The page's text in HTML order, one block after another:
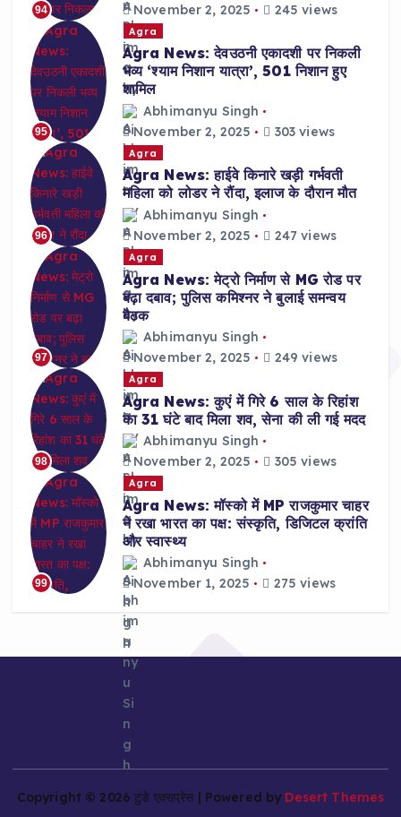
94
November 2, 2025
245 views
95
Agra
Agra News: देवउठनी एकादशी पर निकली
भव्य ‘श्याम निशान यात्रा’, 501 निशान हुए
शामिल
Abhimanyu Singh
November 2, 2025
303 views
96
Agra
Agra News: हाईवे किनारे खड़ी गर्भवती
महिला को लोडर ने रौंदा, इलाज के दौरान मौत
Abhimanyu Singh
November 2, 2025
247 views
97
Agra
Agra News: मेट्रो निर्माण से MG रोड पर
बढ़ा दबाव; पुलिस कमिश्नर ने बुलाई समन्वय
बैठक
Abhimanyu Singh
November 2, 2025
249 views
98
Agra
Agra News: कुएं में गिरे 6 साल के रिहांश
का 31 घंटे बाद मिला शव, सेना की ली गई मदद
Abhimanyu Singh
November 2, 2025
305 views
99
Agra
Agra News: मॉस्को में MP राजकुमार चाहर
ने रखा भारत का पक्ष: संस्कृति, डिजिटल क्रांति
और स्वास्थ्य
Abhimanyu Singh
November 1, 2025
275 views
Copyright © 2026 टुडे एक्सप्रेस | Powered by Desert Themes